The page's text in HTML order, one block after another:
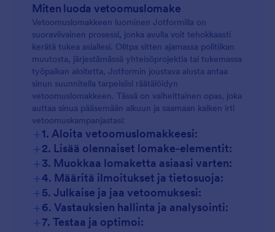
Miten luoda vetoomuslomake
Vetoomuslomakkeen luominen Jotformilla on
suoraviivainen prosessi, jonka avulla voit tehokkaasti
kerätä tukea asiallesi. Olitpa sitten ajamassa politiikan
muutosta, järjestämässä yhteisöprojektia tai tukemassa
työpaikan aloitetta, Jotformin joustava alusta antaa
sinun suunnitella tarpeisiisi räätälöidyn
vetoomuslomakkeen. Tässä on vaiheittainen opas, joka
auttaa sinua pääsemään alkuun ja saamaan kaiken irti
vetoomuskampanjastasi:
+1. Aloita vetoomuslomakkeesi:
+2. Lisää olennaiset lomake-elementit:
+3. Muokkaa lomaketta asiaasi varten:
+4. Määritä ilmoitukset ja tietosuoja:
+5. Julkaise ja jaa vetoomuksesi:
+6. Vastauksien hallinta ja analysointi:
+7. Testaa ja optimoi: